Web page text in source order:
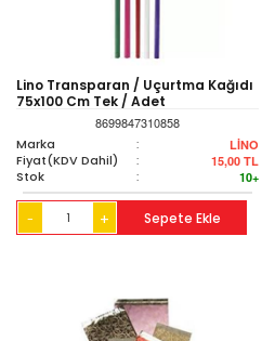
Lino Transparan / Uçurtma Kağıdı
75x100 Cm Tek / Adet
8699847310858
Marka
: LİNO
Fiyat(KDV Dahil) : 15,00 TL
Stok : 10+
- + Sepete Ekle